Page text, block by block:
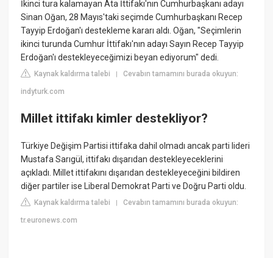
İkinci tura kalamayan Ata İttifakı'nın Cumhurbaşkanı adayı
Sinan Oğan, 28 Mayıs'taki seçimde Cumhurbaşkanı Recep
Tayyip Erdoğan'ı destekleme kararı aldı. Oğan, "Seçimlerin
ikinci turunda Cumhur İttifakı'nın adayı Sayın Recep Tayyip
Erdoğan'ı destekleyeceğimizi beyan ediyorum" dedi.
Kaynak kaldırma talebi |Cevabın tamamını burada okuyun:
indyturk.com
Millet ittifakı kimler destekliyor?
Türkiye Değişim Partisi ittifaka dahil olmadı ancak parti lideri
Mustafa Sarıgül, ittifakı dışarıdan destekleyeceklerini
açıkladı. Millet ittifakını dışarıdan destekleyeceğini bildiren
diğer partiler ise Liberal Demokrat Parti ve Doğru Parti oldu.
Kaynak kaldırma talebi |Cevabın tamamını burada okuyun:
tr.euronews.com